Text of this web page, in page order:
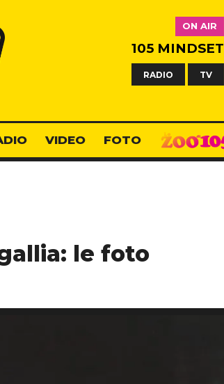
ON AIR
105 MINDSET
RADIO TV
VIDEO FOTO
le foto